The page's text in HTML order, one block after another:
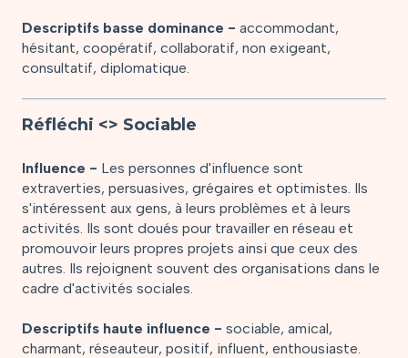
Descriptifs basse dominance - accommodant,
hésitant, coopératif, collaboratif, non exigeant,
consultatif, diplomatique.
Réfléchi <> Sociable
Influence - Les personnes d'influence sont
extraverties, persuasives, grégaires et optimistes. Ils
s'intéressent aux gens, à leurs problèmes et à leurs
activités. Ils sont doués pour travailler en réseau et
promouvoir leurs propres projets ainsi que ceux des
autres. Ils rejoignent souvent des organisations dans le
cadre d'activités sociales.
Descriptifs haute influence - sociable, amical,
charmant, réseauteur, positif, influent, enthousiaste.